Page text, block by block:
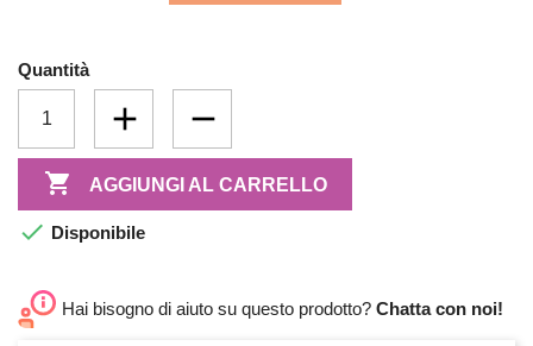
Quantità
 AGGIUNGI AL CARRELLO
 Disponibile
Hai bisogno di aiuto su questo prodotto? Chatta con noi!